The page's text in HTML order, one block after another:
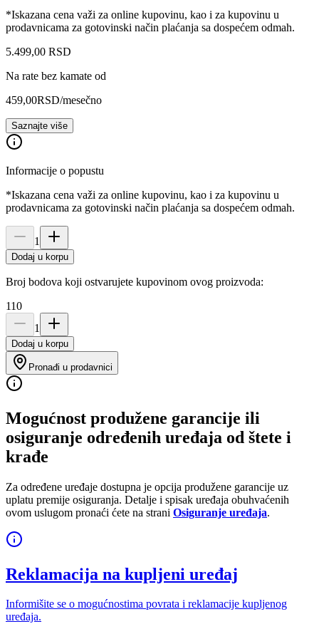
*Iskazana cena važi za online kupovinu, kao i za kupovinu u
prodavnicama za gotovinski način plaćanja sa dospećem odmah.
5.499,00 RSD
Na rate bez kamate od
459,00RSD/mesečno
Saznajte više
Informacije o popustu
*Iskazana cena važi za online kupovinu, kao i za kupovinu u
prodavnicama za gotovinski način plaćanja sa dospećem odmah.
1
Dodaj u korpu
Broj bodova koji ostvarujete kupovinom ovog proizvoda:
110
1
Dodaj u korpu
Pronađi u prodavnici
Mogućnost produžene garancije ili
osiguranje određenih uređaja od štete i
krađe
Za određene uređaje dostupna je opcija produžene garancije uz
uplatu premije osiguranja. Detalje i spisak uređaja obuhvaćenih
ovom uslugom pronaći ćete na strani Osiguranje uređaja.
Reklamacija na kupljeni uređaj
Informišite se o mogućnostima povrata i reklamacije kupljenog
uređaja.